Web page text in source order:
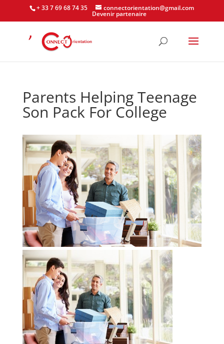
+ 33 7 69 68 74 35 connectorientation@gmail.com
Devenir partenaire
Parents Helping Teenage
Son Pack For College